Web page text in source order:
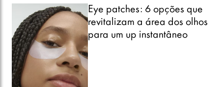
Eye patches: 6 opções que
revitalizam a área dos olhos
para um up instantâneo